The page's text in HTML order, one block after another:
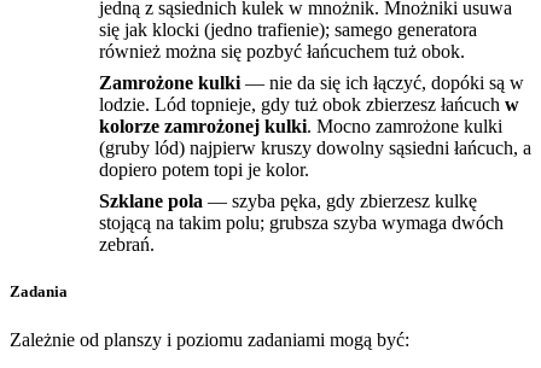
jedną z sąsiednich kulek w mnożnik. Mnożniki usuwa
się jak klocki (jedno trafienie); samego generatora
również można się pozbyć łańcuchem tuż obok.
Zamrożone kulki — nie da się ich łączyć, dopóki są w
lodzie. Lód topnieje, gdy tuż obok zbierzesz łańcuch w
kolorze zamrożonej kulki. Mocno zamrożone kulki
(gruby lód) najpierw kruszy dowolny sąsiedni łańcuch, a
dopiero potem topi je kolor.
Szklane pola — szyba pęka, gdy zbierzesz kulkę
stojącą na takim polu; grubsza szyba wymaga dwóch
zebrań.
Zadania
Zależnie od planszy i poziomu zadaniami mogą być: